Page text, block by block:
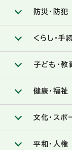
防災・防犯
くらし・手
子ども・教
健康・福祉
文化・スポ
平和・人権